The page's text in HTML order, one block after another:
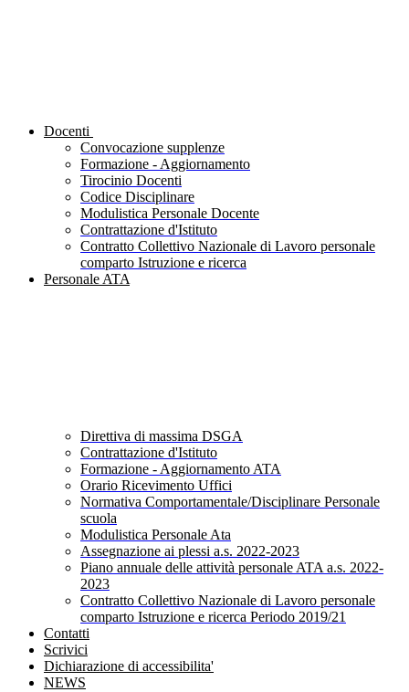
Docenti
Convocazione supplenze
Formazione - Aggiornamento
Tirocinio Docenti
Codice Disciplinare
Modulistica Personale Docente
Contrattazione d'Istituto
Contratto Collettivo Nazionale di Lavoro personale
comparto Istruzione e ricerca
Personale ATA
Direttiva di massima DSGA
Contrattazione d'Istituto
Formazione - Aggiornamento ATA
Orario Ricevimento Uffici
Normativa Comportamentale/Disciplinare Personale
scuola
Modulistica Personale Ata
Assegnazione ai plessi a.s. 2022-2023
Piano annuale delle attività personale ATA a.s. 2022-
2023
Contratto Collettivo Nazionale di Lavoro personale
comparto Istruzione e ricerca Periodo 2019/21
Contatti
Scrivici
Dichiarazione di accessibilita'
NEWS